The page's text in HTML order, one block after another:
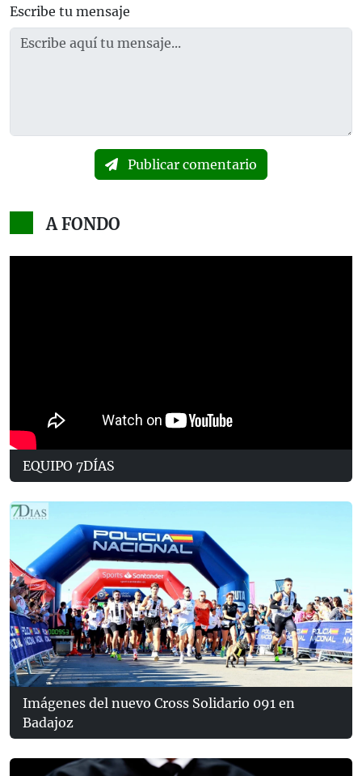
Escribe tu mensaje
Publicar comentario
A FONDO
EQUIPO 7DÍAS
Imágenes del nuevo Cross Solidario 091 en
Badajoz